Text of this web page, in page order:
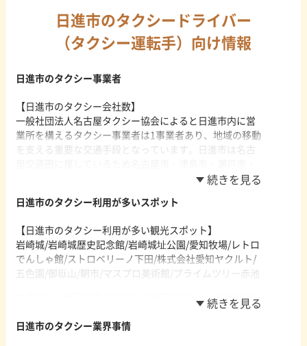
日進市のタクシードライバー
（タクシー運転手）向け情報
日進市のタクシー事業者
【日進市のタクシー会社数】
一般社団法人名古屋タクシー協会によると日進市内に営
業所を構えるタクシー事業者は1事業者あり、地域の移動
を支える重要な交通手段となっています。日進市は名古
尾張旭市などの11市4町1村の認可を受けたタクシー事業
・有限会社第三フジタクシー 本社営業所
フジタクシーグループの有限会社第三フジタクシーは、
日進市や名古屋市東部とその周辺をメインエリアとして
営業しています。ラッピングタクシー・配車アプリ・電
極的に導入し、場所と場所・人と人を結ぶ重要な移動手
日進市のタクシー利用が多いスポット
【日進市のタクシー利用が多い観光スポット】
岩崎城/岩崎城歴史記念館/岩崎城址公園/愛知牧場/レトロ
でんしゃ館/ストロベリーノ下田/株式会社愛知ヤクルト/
五色園/御嶽山/朝市/マスプロ美術館/プライムツリー赤池
岩崎城は、織田信長の父である織田信秀によって築城さ
れた城で、敷地内には桜や紅葉など四季折々の風景が楽
しめる岩崎城址公園や岩崎城歴史記念館等があります。
日進市のタクシー業界事情